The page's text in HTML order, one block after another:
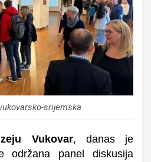
srijemska
Vukovar, danas je
održana panel diskusija